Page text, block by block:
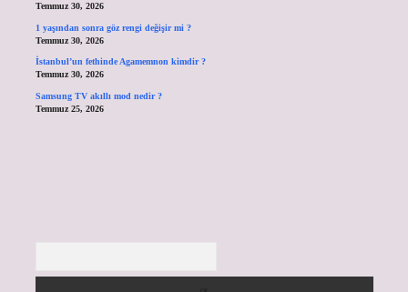
Temmuz 30, 2026
1 yaşından sonra göz rengi değişir mi ?
Temmuz 30, 2026
İstanbul’un fethinde Agamemnon kimdir ?
Temmuz 30, 2026
Samsung TV akıllı mod nedir ?
Temmuz 25, 2026